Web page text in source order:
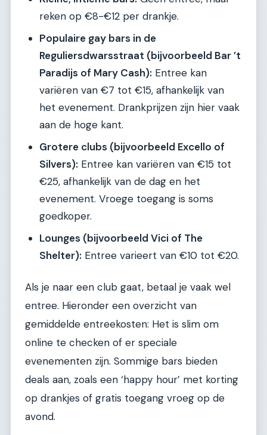
reken op €8-€12 per drankje.
Populaire gay bars in de
Reguliersdwarsstraat (bijvoorbeeld Bar ’t
Paradijs of Mary Cash): Entree kan
variëren van €7 tot €15, afhankelijk van
het evenement. Drankprijzen zijn hier vaak
aan de hoge kant.
Grotere clubs (bijvoorbeeld Excello of
Silvers): Entree kan variëren van €15 tot
€25, afhankelijk van de dag en het
evenement. Vroege toegang is soms
goedkoper.
Lounges (bijvoorbeeld Vici of The
Shelter): Entree varieert van €10 tot €20.
Als je naar een club gaat, betaal je vaak wel
entree. Hieronder een overzicht van
gemiddelde entreekosten: Het is slim om
online te checken of er speciale
evenementen zijn. Sommige bars bieden
deals aan, zoals een ‘happy hour’ met korting
op drankjes of gratis toegang vroeg op de
avond.